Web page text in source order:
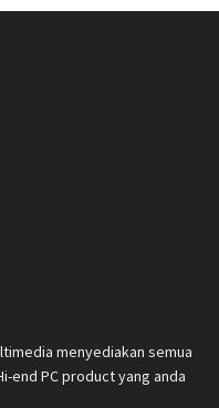
menyediakan semua
end PC product yang anda